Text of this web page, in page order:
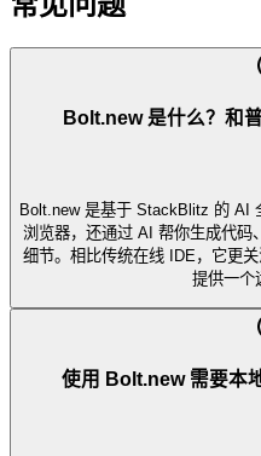
Bolt.new 是什么？和
Bolt.new 是基于 StackBlitz 的 AI
浏览器，还通过 AI 帮你生成代码
细节。相比传统在线 IDE，它更
提供一个
使用 Bolt.new 需要本